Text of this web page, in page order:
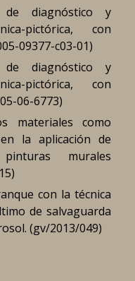
de diagnóstico y
pictórica, con
09377-c03-01)
de diagnóstico y
pictórica, con
06-6773)
materiales como
la aplicación de
murales
con la técnica
de salvaguarda
(gv/2013/049)